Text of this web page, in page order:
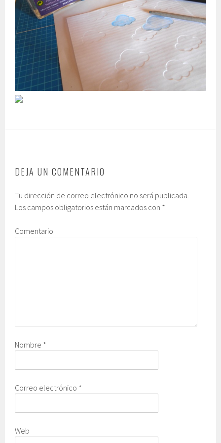
DEJA UN COMENTARIO
Tu dirección de correo electrónico no será publicada.
Los campos obligatorios están marcados con *
Comentario
Nombre *
Correo electrónico *
Web